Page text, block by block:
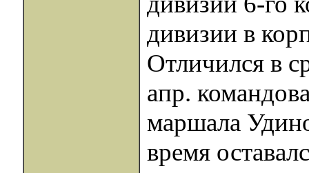
дивизии в
Отличился в
апр.
маршала
время